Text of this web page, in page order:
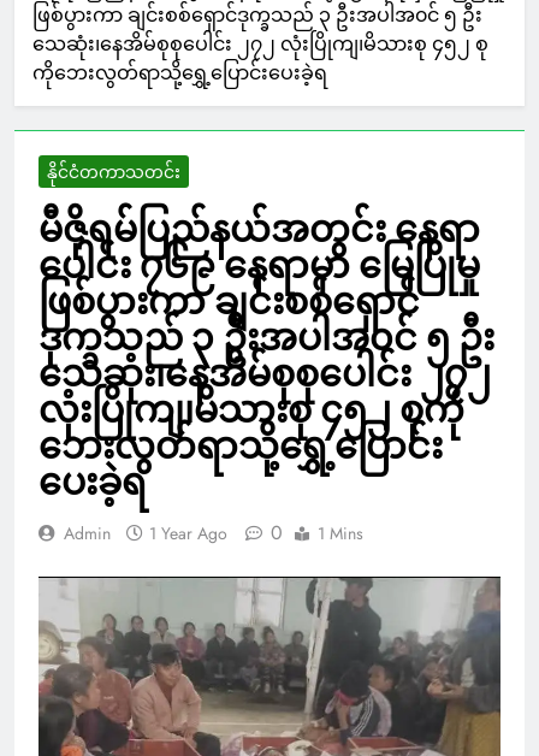
ဖြစ်ပွားကာ ချင်းစစ်ရှောင်ဒုက္ခသည် ၃ ဦးအပါအ၀င် ၅ ဦး
သေဆုံး၊နေအိမ်စုစုပေါင်း ၂၇၂ လုံးပြိုကျ၊မိသားစု ၄၅၂ စု
ကိုဘေးလွတ်ရာသို့ရွှေ့ပြောင်းပေးခဲ့ရ
နိုင်ငံတကာသတင်း
မီဇိုရမ်ပြည်နယ်အတွင်း နေရာ
ပေါင်း ၇၆၉ နေရာမှာ မြေပြိုမှု
ဖြစ်ပွားကာ ချင်းစစ်ရှောင်
ဒုက္ခသည် ၃ ဦးအပါအ၀င် ၅ ဦး
သေဆုံး၊နေအိမ်စုစုပေါင်း ၂၇၂
လုံးပြိုကျ၊မိသားစု ၄၅၂ စုကို
ဘေးလွတ်ရာသို့ရွှေ့ပြောင်း
ပေးခဲ့ရ
Admin 1 Year Ago 0 1 Mins